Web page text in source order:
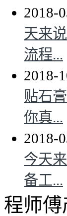
2018-
天来
流程...
2018-
贴石
你真...
2018-
今天
备工...
程师傅